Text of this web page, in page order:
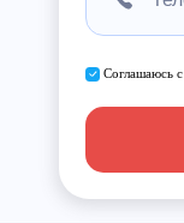
Соглашаюсь с